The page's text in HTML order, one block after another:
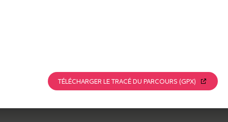
TÉLÉCHARGER LE TRACÉ DU PARCOURS (GPX)